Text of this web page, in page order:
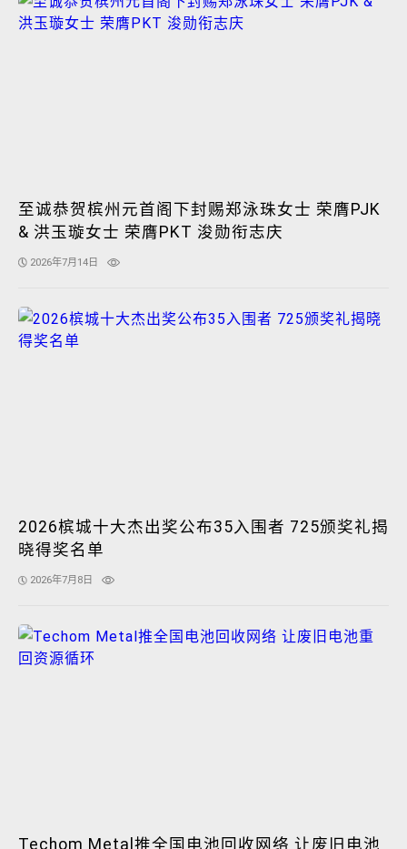
至诚恭贺槟州元首阁下封赐郑泳珠女士 荣膺PJK
& 洪玉璇女士 荣膺PKT 浚勋衔志庆
2026年7月14日
2026槟城十大杰出奖公布35入围者 725颁奖礼揭
晓得奖名单
2026年7月8日
Techom Metal推全国电池回收网络 让废旧电池